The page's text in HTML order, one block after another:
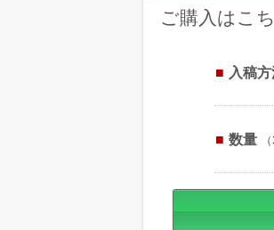
ご購入はこ
入稿
数量